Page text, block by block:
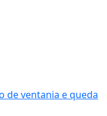
de ventania e queda